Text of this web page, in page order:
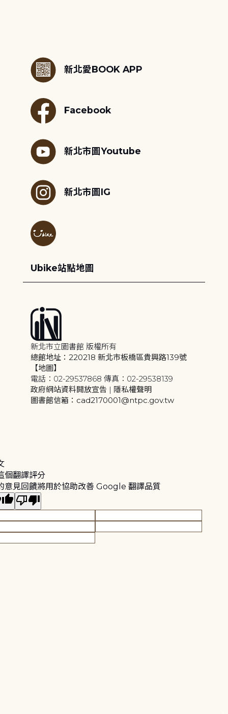
新北愛BOOK APP
Facebook
新北市圖Youtube
新北市圖IG
Ubike站點地圖
新北市立圖書館 版權所有
總館地址：220218 新北市板橋區貴興路139號
【地圖】
電話：02-29537868 傳真：02-29538139
政府網站資料開放宣告 | 隱私權聲明
圖書館信箱：cad2170001@ntpc.gov.tw
個翻譯評分
意見回饋將用於協助改善 Google 翻譯品質